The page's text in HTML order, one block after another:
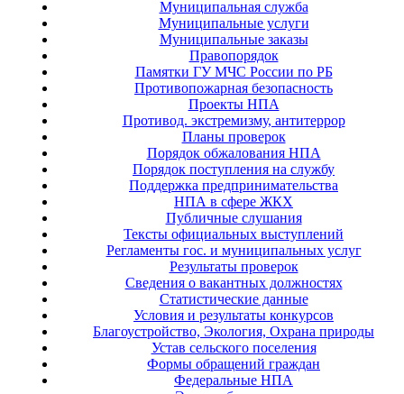
Муниципальная служба
Муниципальные услуги
Муниципальные заказы
Правопорядок
Памятки ГУ МЧС России по РБ
Противопожарная безопасность
Проекты НПА
Противод. экстремизму, антитеррор
Планы проверок
Порядок обжалования НПА
Порядок поступления на службу
Поддержка предпринимательства
НПА в сфере ЖКХ
Публичные слушания
Тексты официальных выступлений
Регламенты гос. и муниципальных услуг
Результаты проверок
Сведения о вакантных должностях
Статистические данные
Условия и результаты конкурсов
Благоустройство, Экология, Охрана природы
Устав сельского поселения
Формы обращений граждан
Федеральные НПА